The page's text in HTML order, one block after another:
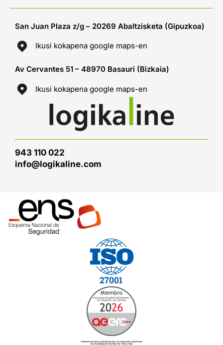
San Juan Plaza z/g – 20269 Abaltzisketa (Gipuzkoa)
Ikusi kokapena google maps-en
Av Cervantes 51 – 48970 Basauri (Bizkaia)
Ikusi kokapena google maps-en
943 110 022
info@logikaline.com